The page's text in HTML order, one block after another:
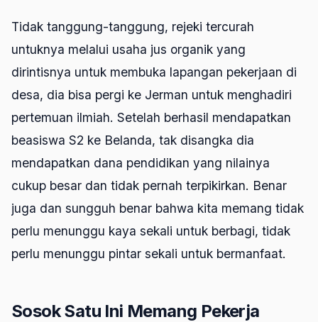
Tidak tanggung-tanggung, rejeki tercurah
untuknya melalui usaha jus organik yang
dirintisnya untuk membuka lapangan pekerjaan di
desa, dia bisa pergi ke Jerman untuk menghadiri
pertemuan ilmiah. Setelah berhasil mendapatkan
beasiswa S2 ke Belanda, tak disangka dia
mendapatkan dana pendidikan yang nilainya
cukup besar dan tidak pernah terpikirkan. Benar
juga dan sungguh benar bahwa kita memang tidak
perlu menunggu kaya sekali untuk berbagi, tidak
perlu menunggu pintar sekali untuk bermanfaat.
Sosok Satu Ini Memang Pekerja